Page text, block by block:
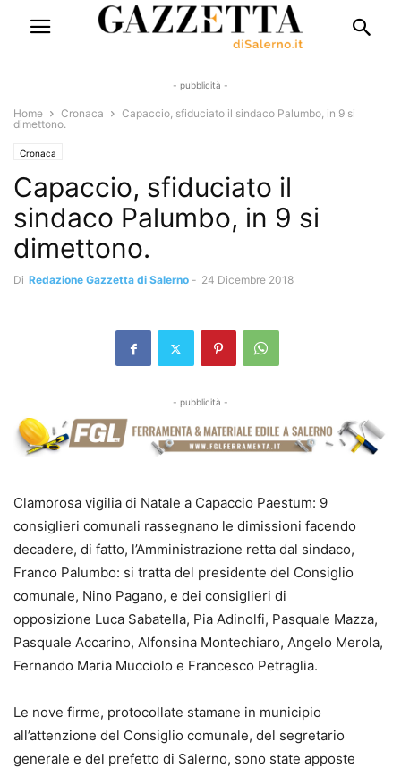
- pubblicità -
Home Cronaca
Capaccio, sfiduciato il sindaco Palumbo, in 9 si
dimettono.
Cronaca
Capaccio, sfiduciato il
sindaco Palumbo, in 9 si
dimettono.
Di Redazione Gazzetta di Salerno - 24 Dicembre 2018
- pubblicità -
Clamorosa vigilia di Natale a Capaccio Paestum: 9
consiglieri comunali rassegnano le dimissioni facendo
decadere, di fatto, l’Amministrazione retta dal sindaco,
Franco Palumbo: si tratta del presidente del Consiglio
comunale, Nino Pagano, e dei consiglieri di
opposizione Luca Sabatella, Pia Adinolfi, Pasquale Mazza,
Pasquale Accarino, Alfonsina Montechiaro, Angelo Merola,
Fernando Maria Mucciolo e Francesco Petraglia.
Le nove firme, protocollate stamane in municipio
all’attenzione del Consiglio comunale, del segretario
generale e del prefetto di Salerno, sono state apposte